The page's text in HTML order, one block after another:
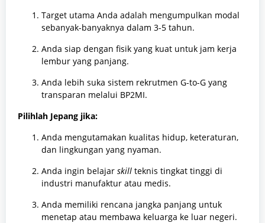
Target utama Anda adalah mengumpulkan modal
sebanyak-banyaknya dalam 3-5 tahun.
Anda siap dengan fisik yang kuat untuk jam kerja
lembur yang panjang.
Anda lebih suka sistem rekrutmen G-to-G yang
transparan melalui BP2MI.
Pilihlah Jepang jika:
Anda mengutamakan kualitas hidup, keteraturan,
dan lingkungan yang nyaman.
Anda ingin belajar skill teknis tingkat tinggi di
industri manufaktur atau medis.
Anda memiliki rencana jangka panjang untuk
menetap atau membawa keluarga ke luar negeri.